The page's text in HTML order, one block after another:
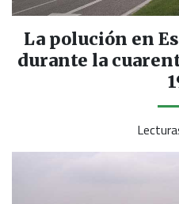
La polución en
durante la